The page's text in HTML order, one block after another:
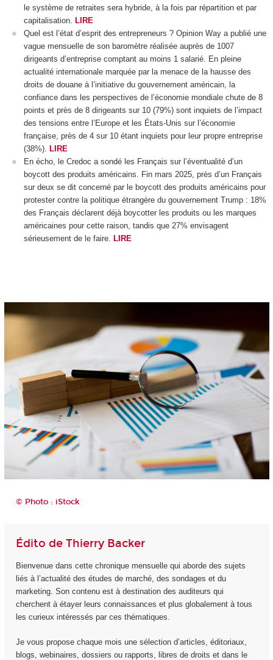
le système de retraites sera hybride, à la fois par répartition et par
capitalisation.
LIRE
Quel est l’état d’esprit des entrepreneurs ? Opinion Way a publié une
vague mensuelle de son baromètre réalisée auprès de 1007
dirigeants d’entreprise comptant au moins 1 salarié. En pleine
actualité internationale marquée par la menace de la hausse des
droits de douane à l’initiative du gouvernement américain, la
confiance dans les perspectives de l’économie mondiale chute de 8
points et près de 8 dirigeants sur 10 (79%) sont inquiets de l’impact
des tensions entre l’Europe et les États-Unis sur l’économie
française, près de 4 sur 10 étant inquiets pour leur propre entreprise
(38%).
LIRE
En écho, le Credoc a sondé les Français sur l’éventualité d’un
boycott des produits américains. Fin mars 2025, près d’un Français
sur deux se dit concerné par le boycott des produits américains pour
protester contre la politique étrangère du gouvernement Trump : 18%
des Français déclarent déjà boycotter les produits ou les marques
américaines pour cette raison, tandis que 27% envisagent
sérieusement de le faire.
LIRE
© Photo : iStock
Édito de Thierry Backer
Bienvenue dans cette chronique mensuelle qui aborde des sujets
liés à l’actualité des études de marché, des sondages et du
marketing. Son contenu est à destination des auditeurs qui
cherchent à étayer leurs connaissances et plus globalement à tous
les curieux intéressés par ces thématiques.
Je vous propose chaque mois une sélection d’articles, éditoriaux,
blogs, webinaires, dossiers ou rapports, libres de droits et dans le